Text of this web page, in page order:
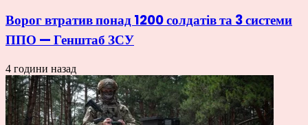
Ворог втратив понад 1200 солдатів та 3 системи
ППО — Генштаб ЗСУ
4 години назад